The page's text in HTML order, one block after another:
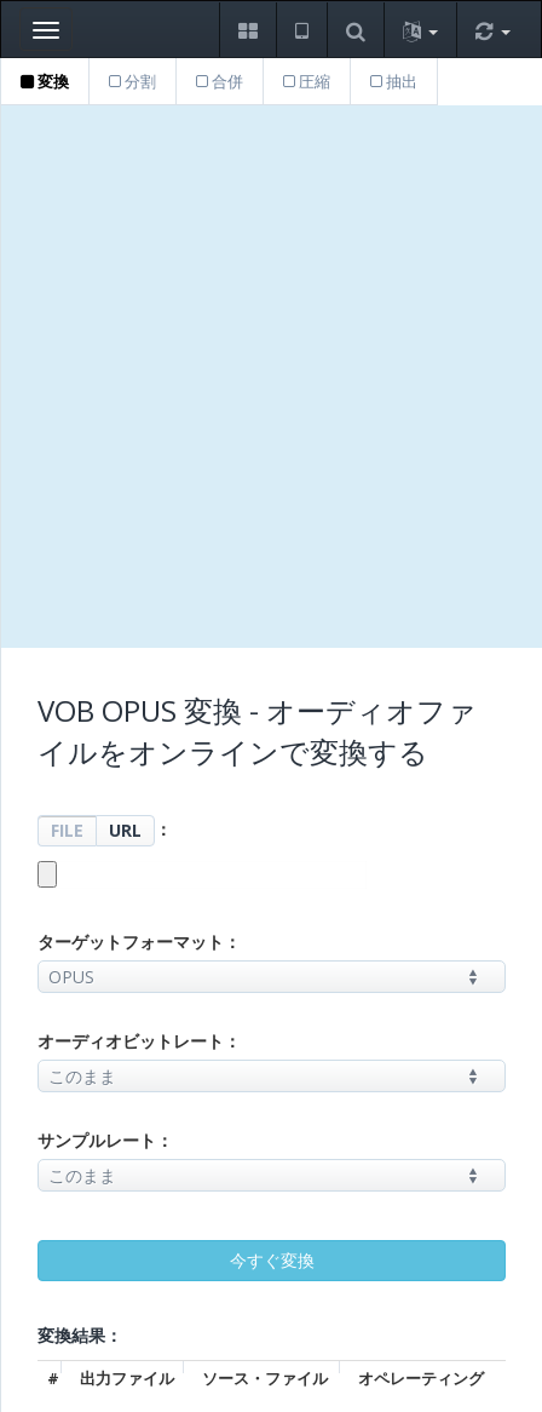
Toggle
navigation
変換 分割 合併 圧縮 抽出
VOB OPUS 変換 - オーディオファ
イルをオンラインで変換する
FILE URL ：
ターゲットフォーマット：
オーディオビットレート：
サンプルレート：
変換結果：
# 出力ファイル ソース・ファイル オペレーティング